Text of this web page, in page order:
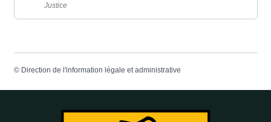
Justice
© Direction de l'information légale et administrative